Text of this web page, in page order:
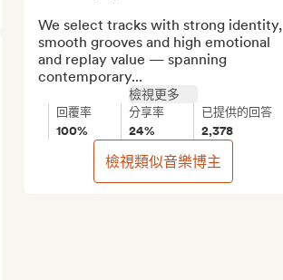
We select tracks with strong identity,
smooth grooves and high emotional
and replay value — spanning
contemporary...
檢視更多
回覆率
100%
分享率
24%
已提供的回答
2,378
檢視類似音樂博主